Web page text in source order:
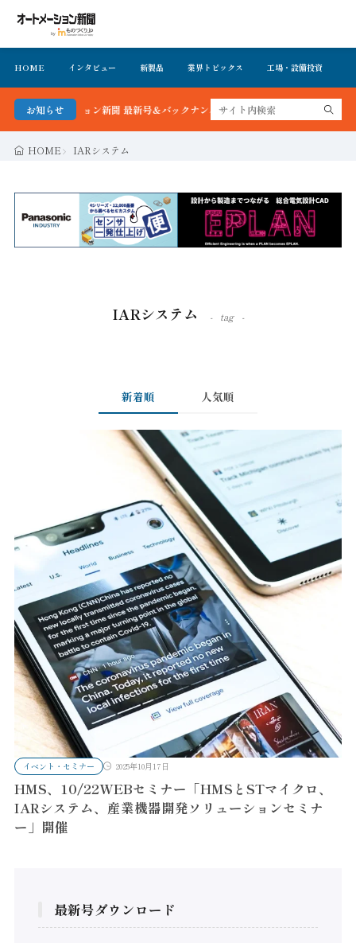
HOME インタビュー 新製品 業界トピックス 工場・設備投資
お知らせ
ートメーション新聞 最新号＆バックナンバーを無料で公開中 詳細はこちら
HOME IARシステム
IARシステム tag
新着順 人気順
イベント・セミナー 2025年10月17日
HMS、10/22WEBセミナー「HMSとSTマイクロ、
IARシステム、産業機器開発ソリューションセミナ
ー」開催
最新号ダウンロード